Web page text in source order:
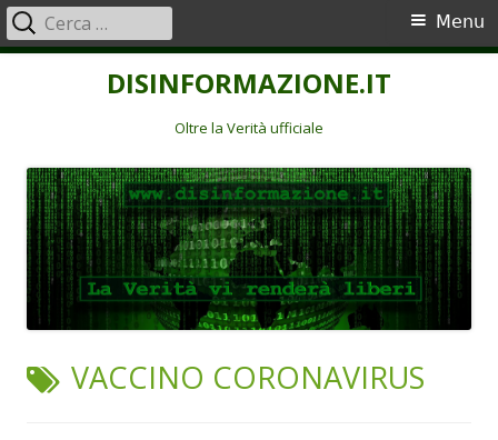
DISINFORMAZIONE.IT
Oltre la Verità ufficiale
Menu
principale
Menu
Ricerca
per:
TAG:
VACCINO CORONAVIRUS